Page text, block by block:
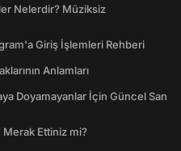
Nelerdir? Müziksiz
Giriş İşlemleri Rehberi
Anlamları
Doyamayanlar İçin Güncel San
Ettiniz mi?